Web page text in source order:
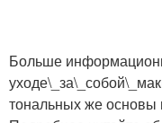
Больше
тональных же